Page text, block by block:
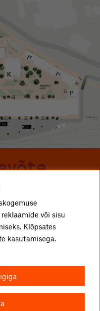
või sisu
Klõpsates
kasutamisega.
TLN OÜ
60/2, 10412 Tallinn
A-sissepääs, 4. korrus